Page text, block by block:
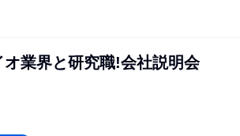
オ業界と研究職!会社説明会